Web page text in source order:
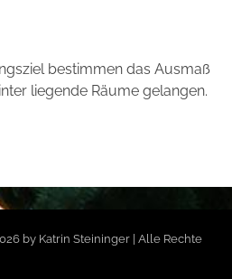
bestimmen das Ausmaß
liegende Räume gelangen.
by Katrin Steininger | Alle Rechte